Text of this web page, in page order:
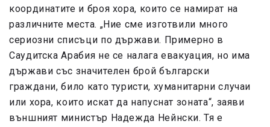
координатите и броя хора, които се намират на
различните места. „Ние сме изготвили много
сериозни списъци по държави. Примерно в
Саудитска Арабия не се налага евакуация, но има
държави със значителен брой български
граждани, било като туристи, хуманитарни случаи
или хора, които искат да напуснат зоната“, заяви
външният министър Надежда Нейнски. Тя е